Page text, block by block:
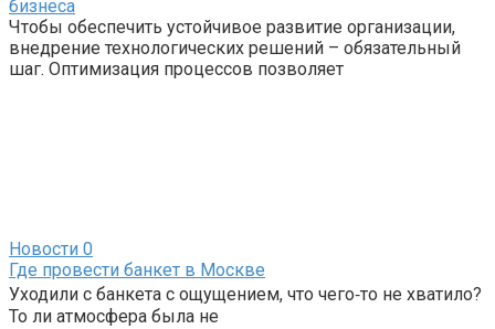
бизнеса
Чтобы обеспечить устойчивое развитие организации,
внедрение технологических решений – обязательный
шаг. Оптимизация процессов позволяет
Новости 0
Где провести банкет в Москве
Уходили с банкета с ощущением, что чего‑то не хватило?
То ли атмосфера была не